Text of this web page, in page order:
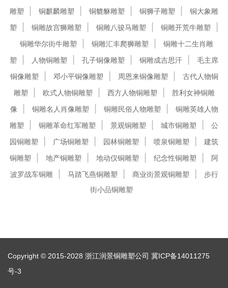
雕塑
铜麒麟雕塑 铜貔貅雕塑 铜狮子雕塑
铜大象雕
塑
铜雕故宫狮雕塑 铜雕八骏马雕塑
铜雕开荒牛雕塑
铜雕华尔街牛雕塑
铜雕汇丰爬狮雕塑
铜雕十二生肖雕
塑
人物铜雕塑 孔子铜像雕塑 铜雕成吉思汗
毛主席
铜像雕塑
邓小平铜像雕塑 周恩来铜像雕塑
古代人物铜
雕塑
欧式人物铜雕塑 西方人物铜雕塑
胜利女神铜雕
像
铜雕名人肖像雕塑 铜雕民俗人物雕塑
铜雕英雄人物
雕塑
铜雕革命红军雕塑 景观铜雕塑 城市铜雕塑
公
园铜雕塑
广场铜雕塑 园林铜雕塑 喷泉铜雕塑
建筑
铜雕塑
地产铜雕塑 地动仪铜雕塑 纪念性铜雕塑
阿
波罗战车铜雕
马踏飞燕铜雕塑 商业街景观铜雕塑
步行
街小品铜雕塑
Copyright © 2015-2028 浙江润景铜雕塑公司 冀ICP备14011275
号-3